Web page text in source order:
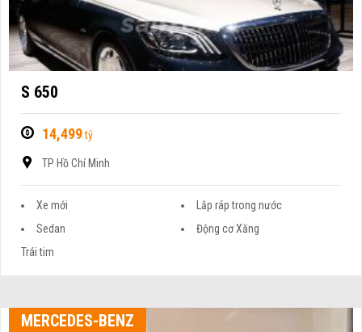
S 650
14,499tỷ
TP Hồ Chí Minh
Xe mới
Lắp ráp trong nước
Sedan
Động cơ Xăng
Trái tim
MERCEDES-BENZ